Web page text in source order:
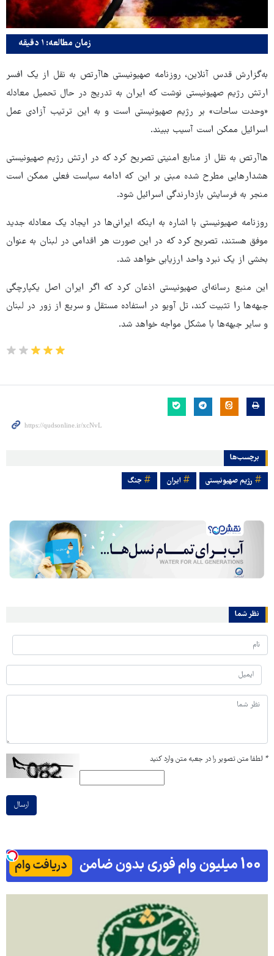
زمان مطالعه: ۱ دقیقه
به‌گزارش قدس آنلاین، روزنامه صهیونیستی هاآرتص به نقل از یک افسر
ارتش رژیم صهیونیستی نوشت که ایران به تدریج در حال تحمیل معادله
«وحدت ساحات» بر رژیم صهیونیستی است و به این ترتیب آزادی عمل
اسرائیل ممکن است آسیب ببیند.
هاآرتص به نقل از منابع امنیتی تصریح کرد که در ارتش رژیم صهیونیستی
هشدارهایی مطرح شده مبنی بر این که ادامه سیاست فعلی ممکن است
منجر به فرسایش بازدارندگی اسرائیل شود.
روزنامه صهیونیستی با اشاره به اینکه ایرانی‌ها در ایجاد یک معادله جدید
موفق هستند، تصریح کرد که در این صورت هر اقدامی در لبنان به عنوان
بخشی از یک نبرد واحد ارزیابی خواهد شد.
این منبع رسانه‌ای صهیونیستی اذعان کرد که اگر ایران اصل یکپارچگی
جبهه‌ها را تثبیت کند، تل آویو در استفاده مستقل و سریع از زور در لبنان
و سایر جبهه‌ها با مشکل مواجه خواهد شد.
برچسب‌ها
رژیم صهیونیستی ایران جنگ
نظر شما
* لطفا متن تصویر را در جعبه متن وارد کنید
ارسال